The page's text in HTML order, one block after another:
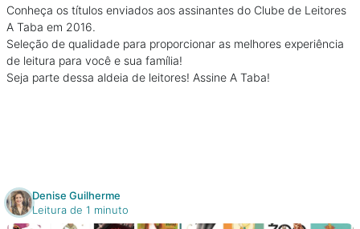
Colunas
Conteúdos
E-Books
Conheça os títulos enviados aos assinantes do Clube de Leitores
A Taba em 2016.
Seleção de qualidade para proporcionar as melhores experiência
de leitura para você e sua família!
Seja parte dessa aldeia de leitores! Assine A Taba!
Denise Guilherme
Leitura de 1 minuto